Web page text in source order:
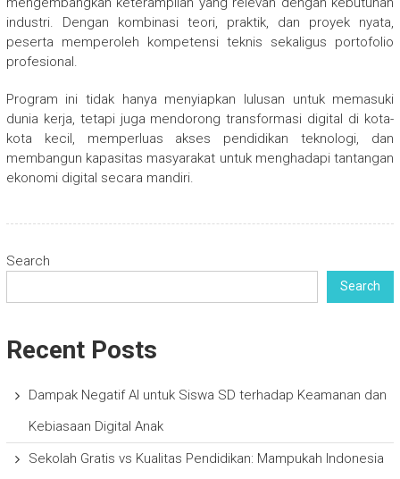
industri. Dengan kombinasi teori, praktik, dan proyek nyata,
peserta memperoleh kompetensi teknis sekaligus portofolio
profesional.
Program ini tidak hanya menyiapkan lulusan untuk memasuki
dunia kerja, tetapi juga mendorong transformasi digital di kota-
kota kecil, memperluas akses pendidikan teknologi, dan
membangun kapasitas masyarakat untuk menghadapi tantangan
ekonomi digital secara mandiri.
Search
Search
Recent Posts
Dampak Negatif AI untuk Siswa SD terhadap Keamanan dan
Kebiasaan Digital Anak
Sekolah Gratis vs Kualitas Pendidikan: Mampukah Indonesia